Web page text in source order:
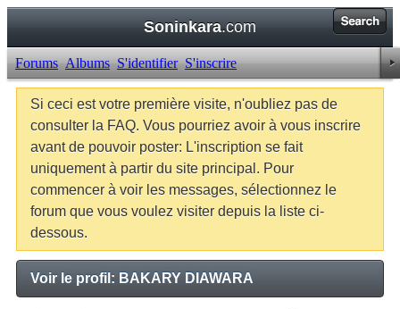
Soninkara.com
Forums Albums S'identifier S'inscrire
Si ceci est votre première visite, n'oubliez pas de
consulter la FAQ. Vous pourriez avoir à vous inscrire
avant de pouvoir poster: L'inscription se fait
uniquement à partir du site principal. Pour
commencer à voir les messages, sélectionnez le
forum que vous voulez visiter depuis la liste ci-
dessous.
Voir le profil: BAKARY DIAWARA